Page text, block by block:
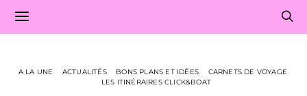
A LA UNE ACTUALITÉS BONS PLANS ET IDÉES
CARNETS DE VOYAGE
LES ITINÉRAIRES CLICK&BOAT